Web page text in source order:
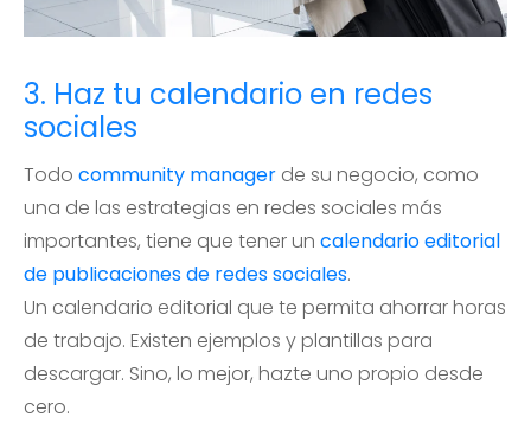
3. Haz tu calendario en redes
sociales
Todo community manager de su negocio, como
una de las estrategias en redes sociales más
importantes, tiene que tener un calendario editorial
de publicaciones de redes sociales.
Un calendario editorial que te permita ahorrar horas
de trabajo. Existen ejemplos y plantillas para
descargar. Sino, lo mejor, hazte uno propio desde
cero.